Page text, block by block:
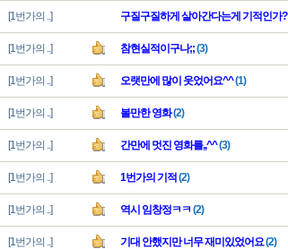
[1번가의 ..] 구질구질하게 살아간다는게 기적인가?
[1번가의 ..] 참현실적이구나;;(3)
[1번가의 ..] 오랫만에 많이 웃었어요^^(1)
[1번가의 ..] 볼만한 영화(2)
[1번가의 ..] 간만에 멋진 영화를,,^^(3)
[1번가의 ..] 1번가의 기적(2)
[1번가의 ..] 역시 임창정ㅋㅋ (2)
[1번가의 ..] 기대 안했지만 너무 재미있었어요(2)